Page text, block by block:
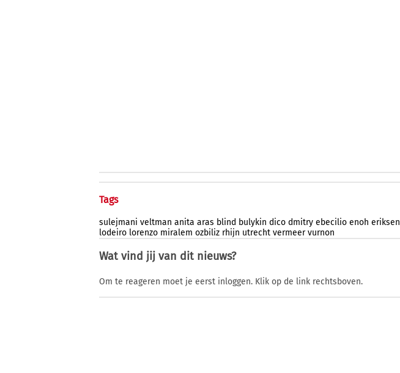
Tags
sulejmani veltman anita aras blind bulykin dico dmitry ebecilio enoh eriksen
lodeiro lorenzo miralem ozbiliz rhijn utrecht vermeer vurnon
Wat vind jij van dit nieuws?
Om te reageren moet je eerst inloggen. Klik op de link rechtsboven.